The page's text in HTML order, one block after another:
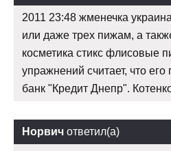
2011 23:48 жменечка
или даже трех пижам, а
косметика стикс флисовые
упражнений считает, что
банк "Кредит Днепр".
Норвич ответил(а)